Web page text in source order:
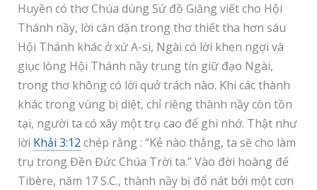
Huyền có thơ Chúa dùng Sứ đồ Giăng viết cho Hội
Thánh nầy, lời căn dặn trong thơ thiết tha hơn sáu
Hội Thánh khác ở xứ A-si, Ngài có lời khen ngợi và
giục lòng Hội Thánh nầy trung tín giữ đạo Ngài,
trong thơ không có lời quở trách nào. Khi các thành
khác trong vùng bị diệt, chỉ riêng thành nầy còn tồn
tại, người ta có xây một trụ cao để ghi nhớ. Thật như
lời Khải 3:12 chép rằng : “Kẻ nào thắng, ta sẽ cho làm
trụ trong Đền Đức Chúa Trời ta.” Vào đời hoàng đế
Tibère, năm 17 S.C., thành nầy bị đổ nát bởi một cơn